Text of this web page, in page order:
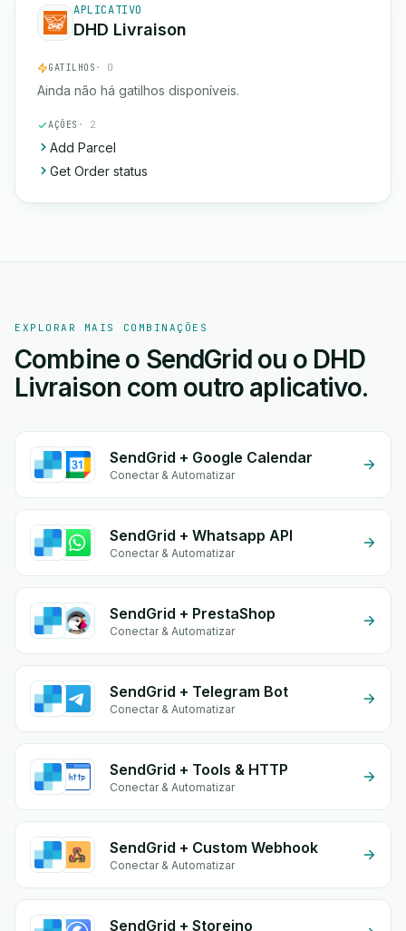
APLICATIVO
DHD Livraison
GATILHOS · 0
Ainda não há gatilhos disponíveis.
AÇÕES · 2
Add Parcel
Get Order status
EXPLORAR MAIS COMBINAÇÕES
Combine o SendGrid ou o DHD
Livraison com outro aplicativo.
SendGrid + Google Calendar
Conectar & Automatizar
SendGrid + Whatsapp API
Conectar & Automatizar
SendGrid + PrestaShop
Conectar & Automatizar
SendGrid + Telegram Bot
Conectar & Automatizar
SendGrid + Tools & HTTP
Conectar & Automatizar
SendGrid + Custom Webhook
Conectar & Automatizar
SendGrid + Storeino